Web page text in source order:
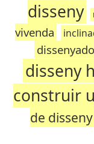
disseny
vivenda
disseny
construir
de disseny